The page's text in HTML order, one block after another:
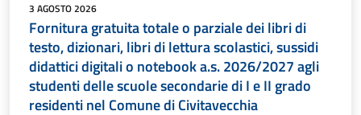
3 AGOSTO 2026
Fornitura gratuita totale o parziale dei libri di
testo, dizionari, libri di lettura scolastici, sussidi
didattici digitali o notebook a.s. 2026/2027 agli
studenti delle scuole secondarie di I e II grado
residenti nel Comune di Civitavecchia